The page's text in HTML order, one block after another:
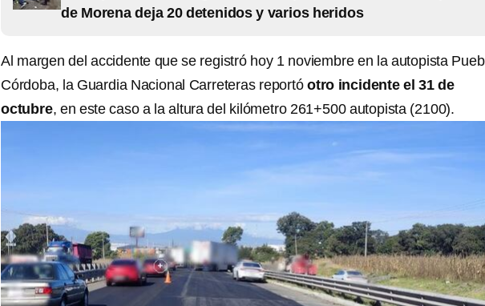
de Morena deja 20 detenidos y varios heridos
Al margen del accidente que se registró hoy 1 noviembre en la autopista
Córdoba, la Guardia Nacional Carreteras reportó otro incidente el 31 de
octubre, en este caso a la altura del kilómetro 261+500 autopista (2100).